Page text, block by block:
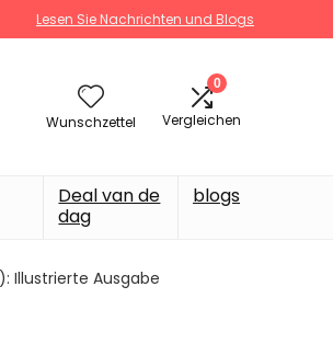
Lesen Sie Nachrichten und Blogs
Wunschzettel
0
Vergleichen
Deal van de
dag
blogs
Illustrierte Ausgabe